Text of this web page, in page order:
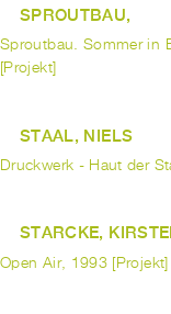
SPROUTBAU,
Sproutbau. Sommer in
[Projekt]
STAAL, NIELS
Druckwerk - Haut der
STARCKE,
Open Air, 1993 [Projekt]